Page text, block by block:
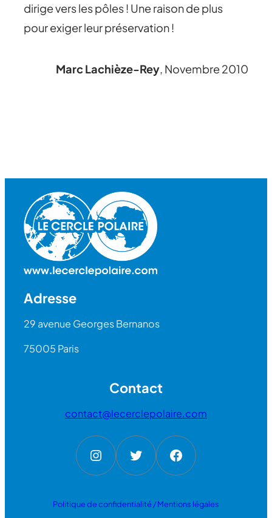
dirige vers les pôles ! Une raison de plus
pour exiger leur préservation !
Marc Lachièze-Rey, Novembre 2010
Adresse
29 avenue Georges Bernanos
75005 Paris
Contact
contact@lecerclepolaire.com
Instagram Twitter Facebook
Politique de confidentialité / Mentions légales